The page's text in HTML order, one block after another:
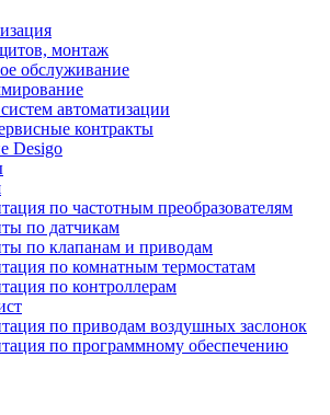
монтаж
обслуживание
автоматизации
контракты
Desigo
по частотным преобразователям
по датчикам
по клапанам и приводам
по комнатным термостатам
по контроллерам
по приводам воздушных заслонок
по программному обеспечению